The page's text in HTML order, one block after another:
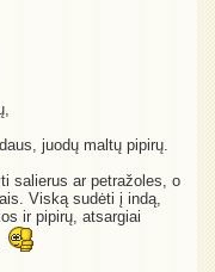
juodų maltų pipirų.
salierus ar petražoles, o
Viską sudėti į indą,
ir pipirų, atsargiai